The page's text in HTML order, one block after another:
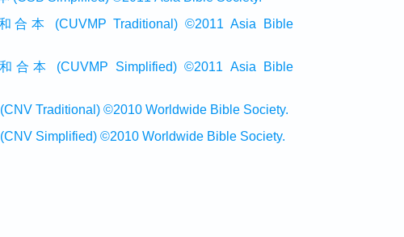
合本 (CUVMP Traditional) ©2011 Asia Bible
合本 (CUVMP Simplified) ©2011 Asia Bible
Traditional) ©2010 Worldwide Bible Society.
Simplified) ©2010 Worldwide Bible Society.